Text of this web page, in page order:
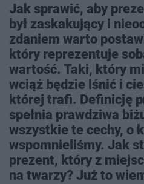
Jak sprawić, aby
był zaskakujący i
zdaniem warto
który reprezentuje
wartość. Taki, który
wciąż będzie lśnić i
której trafi. Definicję
spełnia prawdziwa
wszystkie te cechy, o
wspomnieliśmy. Jak
prezent, który z
na twarzy? Już to